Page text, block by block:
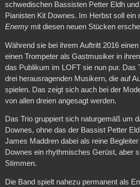
schwedischen Bassisten Petter Eldh
Pianisten Kit Downes. Im Herbst soll ein
Enemymit diesen neuen Stücken
Während sie bei ihrem Auftritt 2016
einen Trompeter als Gastmusiker in
das Publikum im LOFT sie nun pur. Das
drei herausragenden Musikern, die auf
spielen. Das zeigt sich auch bei der
von allen dreien angesagt werden.
Das Trio gruppiert sich naturgemäß um
Downes, ohne das der Bassist Petter
James Maddren dabei als reine
Downes ein rhythmisches Gerüst, aber
Stimmen.
Die Band spielt nahezu permanent als